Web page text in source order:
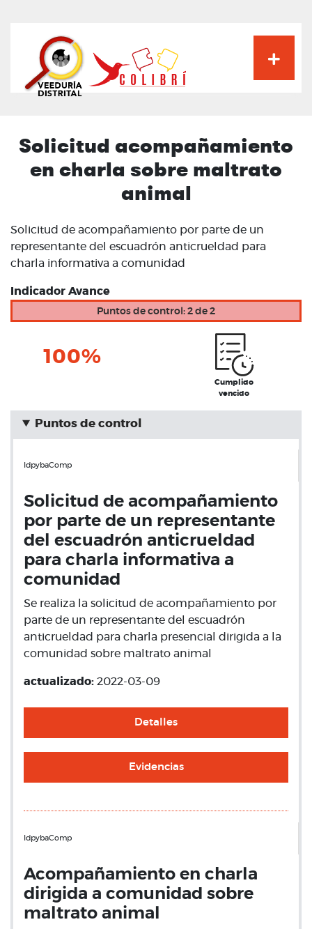
principal
Solicitud acompañamiento
en charla sobre maltrato
animal
Solicitud de acompañamiento por parte de un
representante del escuadrón anticrueldad para
charla informativa a comunidad
Indicador Avance
Puntos de control: 2 de 2
100%
Cumplido
vencido
Puntos de control
IdpybaComp
Solicitud de acompañamiento
por parte de un representante
del escuadrón anticrueldad
para charla informativa a
comunidad
Se realiza la solicitud de acompañamiento por
parte de un representante del escuadrón
anticrueldad para charla presencial dirigida a la
comunidad sobre maltrato animal
actualizado: 2022-03-09
Detalles
Evidencias
IdpybaComp
Acompañamiento en charla
dirigida a comunidad sobre
maltrato animal